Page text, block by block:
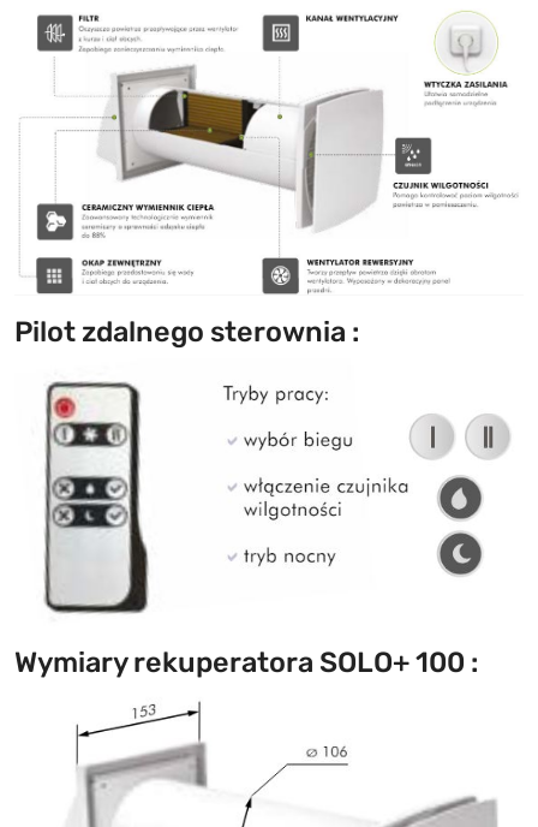
Pilot zdalnego sterownia :
Wymiary rekuperatora SOLO+ 100 :